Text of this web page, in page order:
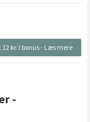
12 kr. i bonus- Læs mere
-